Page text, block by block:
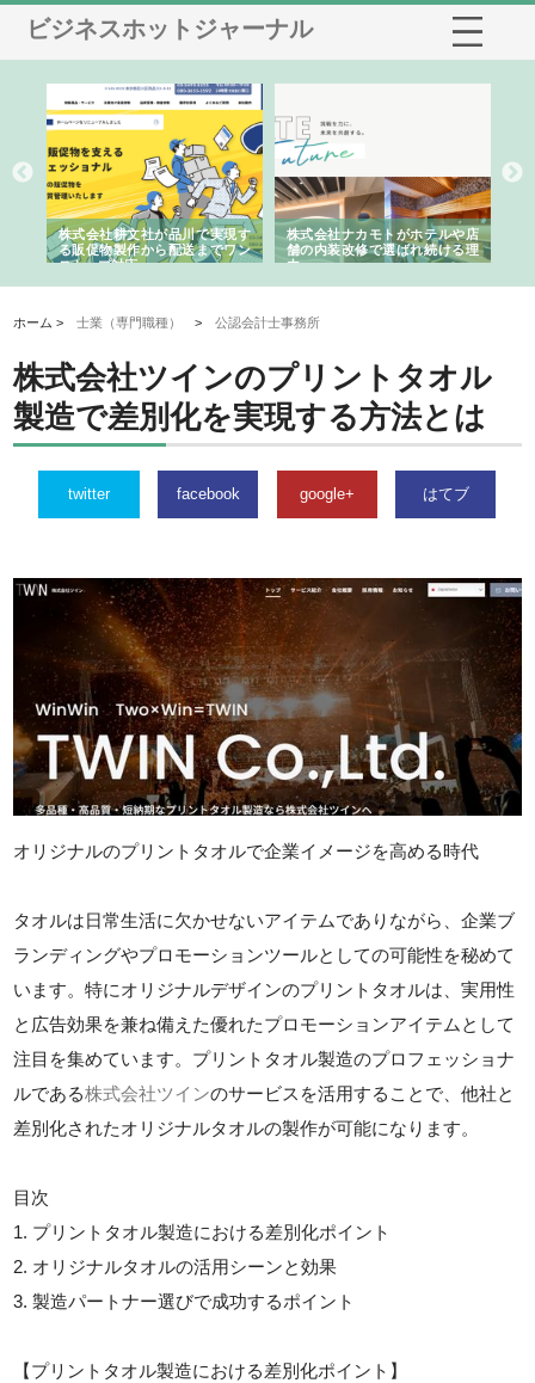
ビジネスホットジャーナル
株式会社耕文社が品川で実現す
る販促物製作から配送までワン
ストップ対応
株式会社ナカモトがホテルや店
舗の内装改修で選ばれ続ける理
由
ホーム >士業（専門職種） >公認会計士事務所
株式会社ツインのプリントタオル
製造で差別化を実現する方法とは
twitter facebook google+ はてブ
オリジナルのプリントタオルで企業イメージを高める時代
タオルは日常生活に欠かせないアイテムでありながら、企業ブ
ランディングやプロモーションツールとしての可能性を秘めて
います。特にオリジナルデザインのプリントタオルは、実用性
と広告効果を兼ね備えた優れたプロモーションアイテムとして
注目を集めています。プリントタオル製造のプロフェッショナ
ルである株式会社ツインのサービスを活用することで、他社と
差別化されたオリジナルタオルの製作が可能になります。
目次
1. プリントタオル製造における差別化ポイント
2. オリジナルタオルの活用シーンと効果
3. 製造パートナー選びで成功するポイント
【プリントタオル製造における差別化ポイント】